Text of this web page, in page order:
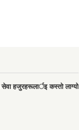
सेवा हजुरहरूलार्इ कस्तो लाग्यो